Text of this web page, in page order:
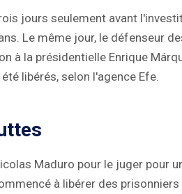
jours seulement avant
Le même jour, le défenseur
à la présidentielle Enrique
libérés, selon l'agence Efe.
Maduro pour le juger pour
à libérer des